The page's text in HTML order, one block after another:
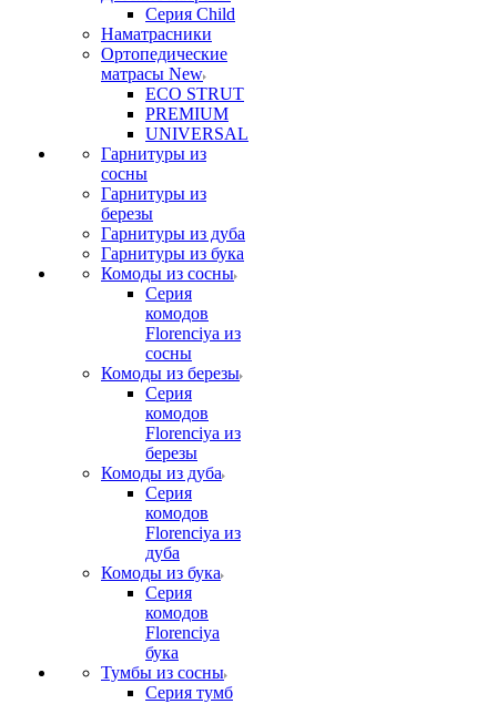
Серия Child
Наматрасники
Ортопедические
матрасы New
ECO STRUT
PREMIUM
UNIVERSAL
Гарнитуры из
сосны
Гарнитуры из
березы
Гарнитуры из дуба
Гарнитуры из бука
Комоды из сосны
Серия
комодов
Florenciya из
сосны
Комоды из березы
Серия
комодов
Florenciya из
березы
Комоды из дуба
Серия
комодов
Florenciya из
дуба
Комоды из бука
Серия
комодов
Florenciya
бука
Тумбы из сосны
Серия тумб